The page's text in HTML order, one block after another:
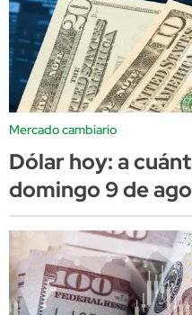
Mercado cambiario
Dólar hoy: a
domingo 9 de